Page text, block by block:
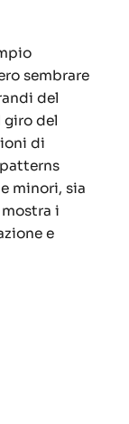
sembrare
del
giro del
di
minori, sia
mostra i
e